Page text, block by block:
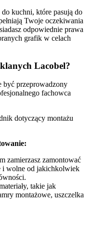
kuchni, które pasują do
Twoje oczekiwania
odpowiednie prawa
grafik w celach
Lacobel?
być przeprowadzony
fachowca
dotyczący montażu
zamierzasz zamontować
i wolne od jakichkolwiek
takie jak
montażowe, uszczelka